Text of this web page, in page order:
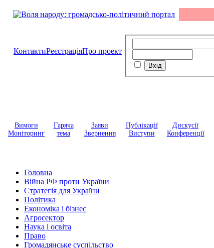
КонтактиРеєстраціяПро проект
Вимоги
Моніторинг
Гаряча
тема
Заяви
Звернення
Публікації
Виступи
Дискусії
Конференції
Головна
Війна РФ проти України
Стратегія для України
Політика
Економіка і бізнес
Агросектор
Наука і освіта
Право
Громадянське суспільство